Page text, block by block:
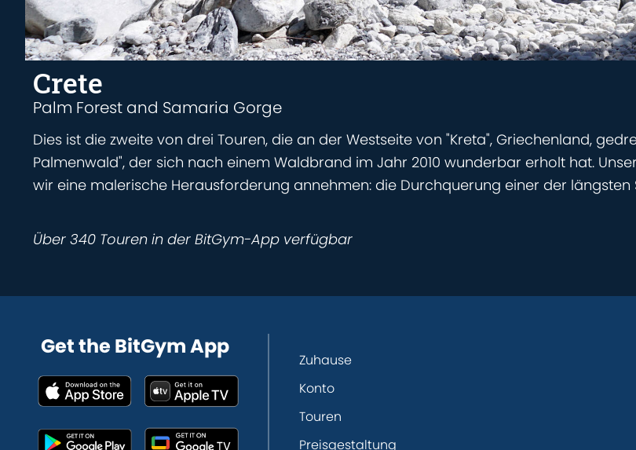
Crete
Palm Forest and Samaria Gorge
Dies ist die zweite von drei Touren, die an der Westseite von "Kreta", Griechenland,
Palmenwald", der sich nach einem Waldbrand im Jahr 2010 wunderbar erholt hat.
wir eine malerische Herausforderung annehmen: die Durchquerung einer der
Über 340 Touren in der BitGym-App verfügbar
Get the BitGym App
Zuhause
Konto
Touren
Preisgestaltung